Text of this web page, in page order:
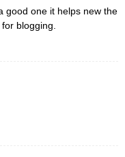
good one it helps new the
blogging.